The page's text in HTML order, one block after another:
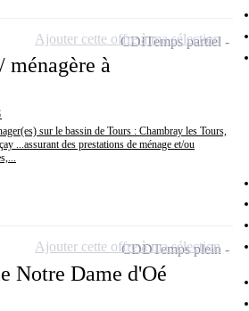
ménagère à
sur le bassin de Tours : Chambray les Tours,
...assurant des prestations de ménage et/ou
CDITemps partiel
Ajouter cette offre à ma sélection
Notre Dame d'Oé
CDDTemps plein
Ajouter cette offre à ma sélection